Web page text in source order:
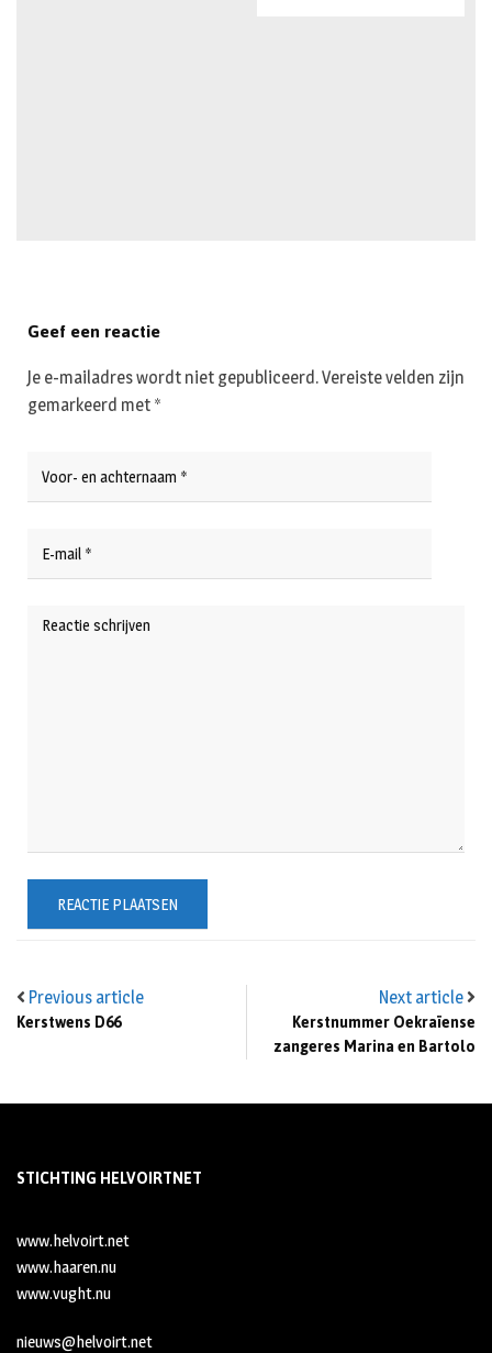
Previous article
Kerstwens D66
Next article
Kerstnummer Oekraïense
zangeres Marina en Bartolo
Geef een reactie
Je e-mailadres wordt niet gepubliceerd.Vereiste velden zijn
gemarkeerd met *
STICHTING HELVOIRTNET
www.helvoirt.net
www.haaren.nu
www.vught.nu
nieuws@helvoirt.net